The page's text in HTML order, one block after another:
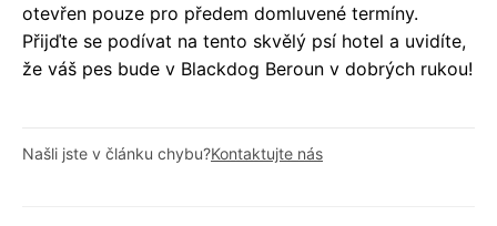
otevřen pouze pro předem domluvené termíny.
Přijďte se podívat na tento skvělý psí hotel a uvidíte,
že váš pes bude v Blackdog Beroun v dobrých rukou!
Našli jste v článku chybu?Kontaktujte nás